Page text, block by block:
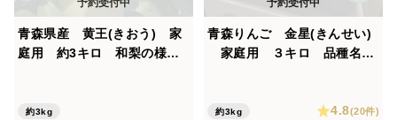
青森県産 黄王(きおう) 家
庭用 約3キロ 和梨の様な
約3kg
青森りんご 金星(きんせい)
家庭用 ３キロ 品種名、
約3kg 4.8(20件)